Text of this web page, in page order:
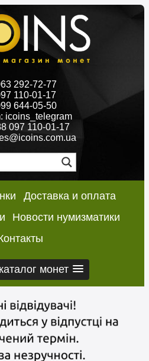
292-72-77
110-01-17
644-05-50
icoins_telegram
097 110-01-17
Доставка и оплата
Новости нумизматики
монет